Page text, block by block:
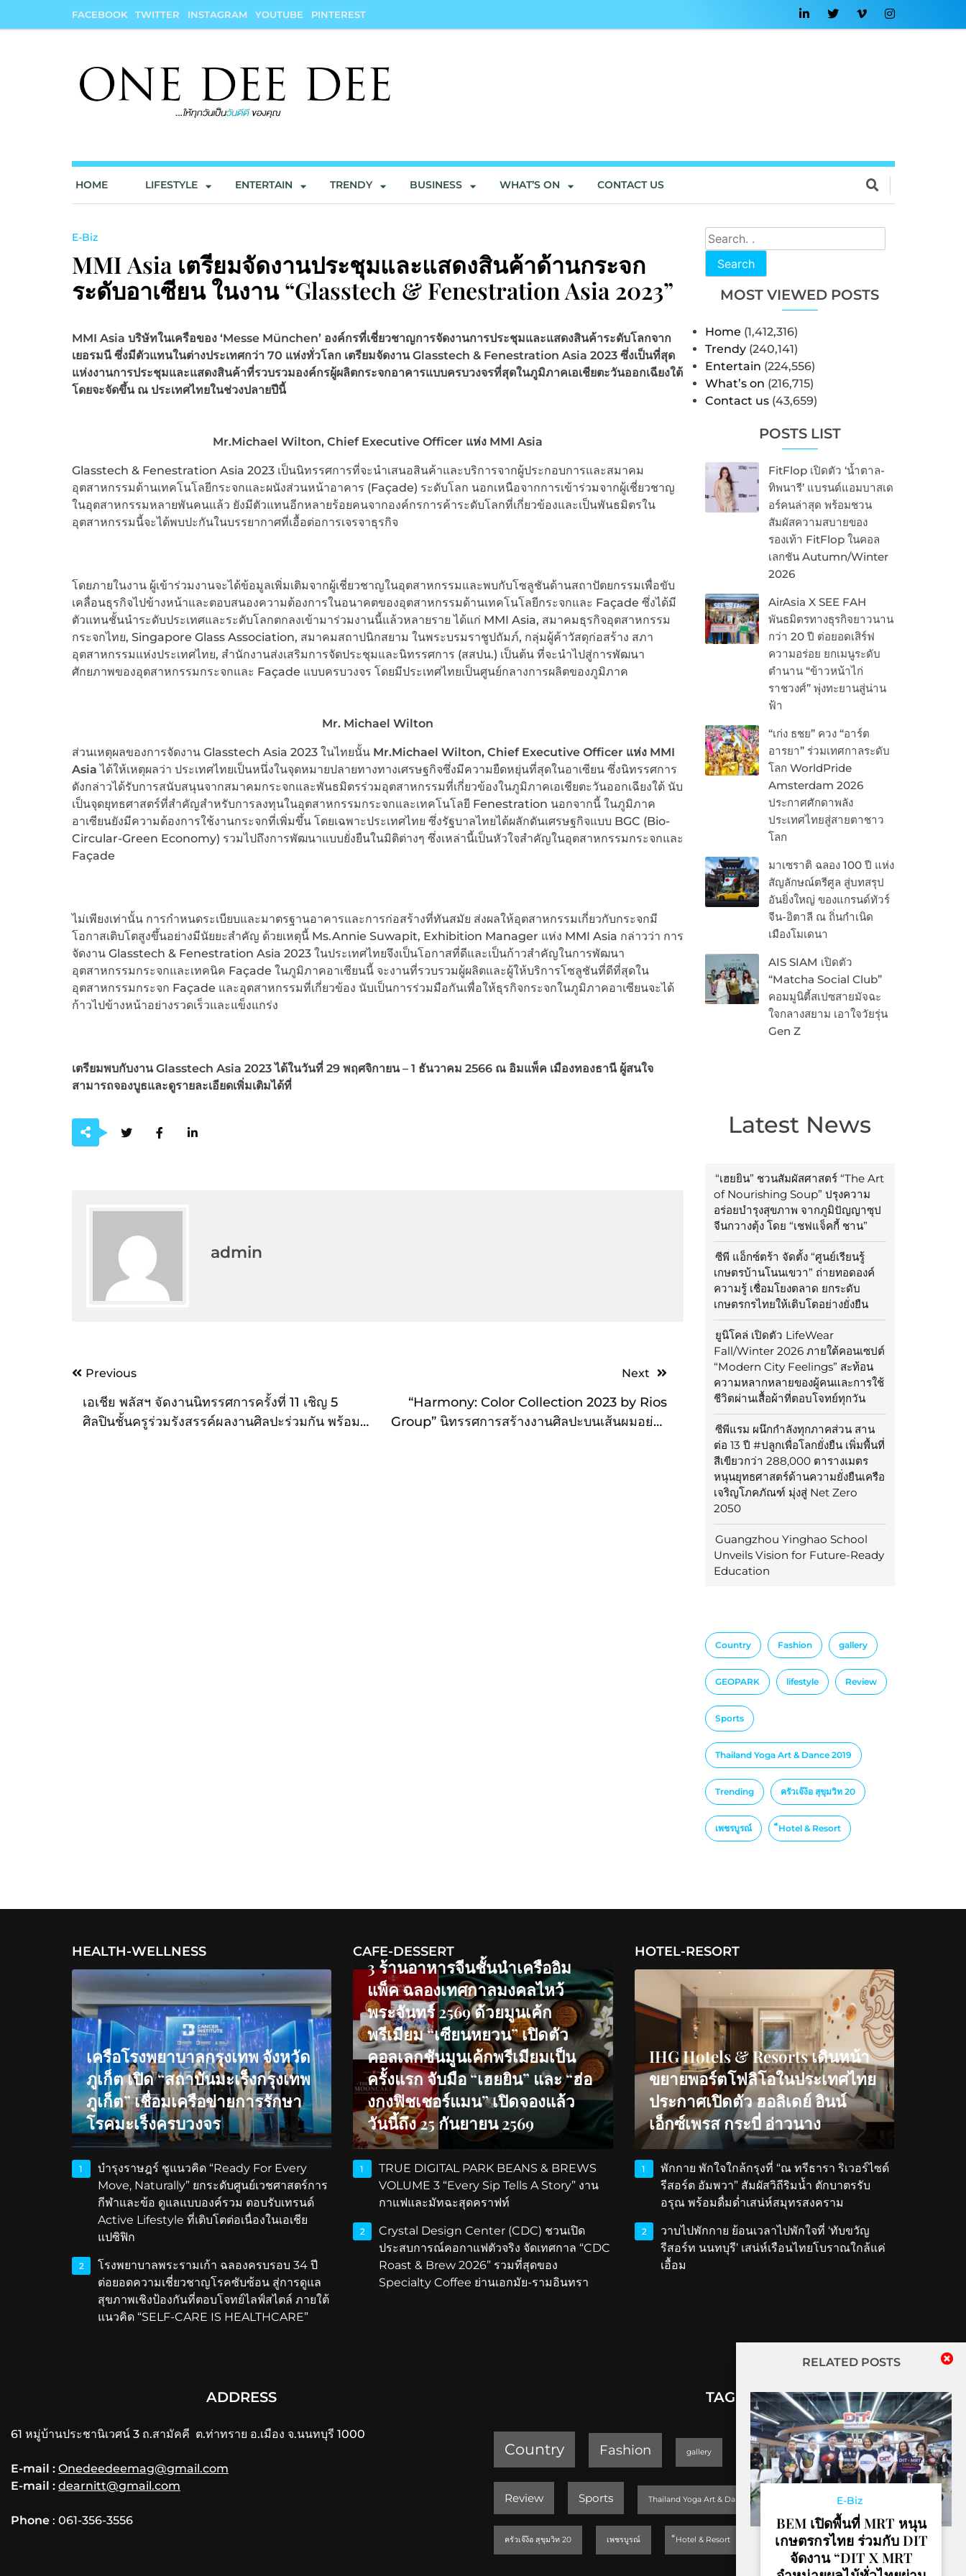
FACEBOOK TWITTER INSTAGRAM YOUTUBE PINTEREST
HOME LIFESTYLE ENTERTAIN TRENDY BUSINESS WHAT’S ON CONTACT US
Search
MOST VIEWED POSTS
Home (1,412,316)
Trendy (240,141)
Entertain (224,556)
What’s on (216,715)
Contact us (43,659)
POSTS LIST
FitFlop เปิดตัว ‘น้ำตาล-
ทิพนารี’ แบรนด์แอมบาสเด
อร์คนล่าสุด พร้อมชวน
สัมผัสความสบายของ
รองเท้า FitFlop ในคอล
เลกชัน Autumn/Winter
2026
AirAsia X SEE FAH
พันธมิตรทางธุรกิจยาวนาน
กว่า 20 ปี ต่อยอดเสิร์ฟ
ความอร่อย ยกเมนูระดับ
ตำนาน “ข้าวหน้าไก่
ราชวงศ์” พุ่งทะยานสู่น่าน
ฟ้า
“เก่ง ธชย” ควง “อาร์ต
อารยา” ร่วมเทศกาลระดับ
โลก WorldPride
Amsterdam 2026
ประกาศศักดาพลัง
ประเทศไทยสู่สายตาชาว
โลก
มาเซราติ ฉลอง 100 ปี แห่ง
สัญลักษณ์ตรีศูล สู่บทสรุป
อันยิ่งใหญ่ ของแกรนด์ทัวร์
จีน-อิตาลี ณ ถิ่นกำเนิด
เมืองโมเดนา
AIS SIAM เปิดตัว
“Matcha Social Club”
คอมมูนิตี้สเปซสายมัจฉะ
ใจกลางสยาม เอาใจวัยรุ่น
Gen Z
Latest News
“เฮยยิน” ชวนสัมผัสศาสตร์ “The Art
of Nourishing Soup” ปรุงความ
อร่อยบำรุงสุขภาพ จากภูมิปัญญาซุป
จีนกวางตุ้ง โดย “เชฟแจ็คกี้ ชาน”
ซีพี แอ็กซ์ตร้า จัดตั้ง “ศูนย์เรียนรู้
เกษตรบ้านโนนเขวา” ถ่ายทอดองค์
ความรู้ เชื่อมโยงตลาด ยกระดับ
เกษตรกรไทยให้เติบโตอย่างยั่งยืน
ยูนิโคล่ เปิดตัว LifeWear
Fall/Winter 2026 ภายใต้คอนเซปต์
“Modern City Feelings” สะท้อน
ความหลากหลายของผู้คนและการใช้
ชีวิตผ่านเสื้อผ้าที่ตอบโจทย์ทุกวัน
ซีพีแรม ผนึกกำลังทุกภาคส่วน สาน
ต่อ 13 ปี #ปลูกเพื่อโลกยั่งยืน เพิ่มพื้นที่
สีเขียวกว่า 288,000 ตารางเมตร
หนุนยุทธศาสตร์ด้านความยั่งยืนเครือ
เจริญโภคภัณฑ์ มุ่งสู่ Net Zero
2050
Guangzhou Yinghao School
Unveils Vision for Future-Ready
Education
Country Fashion gallery
GEOPARK lifestyle Review
Sports
Thailand Yoga Art & Dance 2019
Trending ครัวเจ๊ง้อ สุขุมวิท 20
เพชรบูรณ์ ็Hotel & Resort
E-Biz
MMI Asia เตรียมจัดงานประชุมและแสดงสินค้าด้านกระจก
ระดับอาเซียน ในงาน “Glasstech & Fenestration Asia 2023”
MMI Asia บริษัทในเครือของ ‘Messe München’ องค์กรที่เชี่ยวชาญการจัดงานการประชุมและแสดงสินค้าระดับโลกจาก
เยอรมนี ซึ่งมีตัวแทนในต่างประเทศกว่า 70 แห่งทั่วโลก เตรียมจัดงาน Glasstech & Fenestration Asia 2023ซึ่งเป็นที่สุด
แห่งงานการประชุมและแสดงสินค้าที่รวบรวมองค์กรผู้ผลิตกระจกอาคารแบบครบวงจรที่สุดในภูมิภาคเอเชียตะวันออกเฉียงใต้
โดยจะจัดขึ้น ณ ประเทศไทยในช่วงปลายปีนี้
Mr.Michael Wilton, Chief Executive Officer แห่ง MMI Asia
Glasstech & Fenestration Asia 2023 เป็นนิทรรศการที่จะนำเสนอสินค้าและบริการจากผู้ประกอบการและสมาคม
อุตสาหกรรมด้านเทคโนโลยีกระจกและผนังส่วนหน้าอาคาร (Façade) ระดับโลก นอกเหนือจากการเข้าร่วมจากผู้เชี่ยวชาญ
ในอุตสาหกรรมหลายพันคนแล้ว ยังมีตัวแทนอีกหลายร้อยคนจากองค์กรการค้าระดับโลกที่เกี่ยวข้องและเป็นพันธมิตรใน
อุตสาหกรรมนี้จะได้พบปะกันในบรรยากาศที่เอื้อต่อการเจรจาธุรกิจ
โดยภายในงาน ผู้เข้าร่วมงานจะได้ข้อมูลเพิ่มเติมจากผู้เชี่ยวชาญในอุตสาหกรรมและพบกับโซลูชันด้านสถาปัตยกรรมเพื่อขับ
เคลื่อนธุรกิจไปข้างหน้าและตอบสนองความต้องการในอนาคตของอุตสาหกรรมด้านเทคโนโลยีกระจกและ Façade ซึ่งได้มี
ตัวแทนชั้นนำระดับประเทศและระดับโลกตกลงเข้ามาร่วมงานนี้แล้วหลายราย ได้แก่ MMI Asia, สมาคมธุรกิจอุตสาหกรรม
กระจกไทย, Singapore Glass Association, สมาคมสถาปนิกสยาม ในพระบรมราชูปถัมภ์, กลุ่มผู้ค้าวัสดุก่อสร้าง สภา
อุตสาหกรรมแห่งประเทศไทย, สำนักงานส่งเสริมการจัดประชุมและนิทรรศการ (สสปน.) เป็นต้น ที่จะนำไปสู่การพัฒนา
ศักยภาพของอุตสาหกรรมกระจกและ Façade แบบครบวงจร โดยมีประเทศไทยเป็นศูนย์กลางการผลิตของภูมิภาค
Mr. Michael Wilton
ส่วนเหตุผลของการจัดงาน Glasstech Asia 2023 ในไทยนั้น Mr.Michael Wilton, Chief Executive Officer แห่ง MMI
Asia ได้ให้เหตุผลว่า ประเทศไทยเป็นหนึ่งในจุดหมายปลายทางทางเศรษฐกิจซึ่งมีความยืดหยุ่นที่สุดในอาเซียน ซึ่งนิทรรศการ
ดังกล่าวได้รับการสนับสนุนจากสมาคมกระจกและพันธมิตรร่วมอุตสาหกรรมที่เกี่ยวข้องในภูมิภาคเอเชียตะวันออกเฉียงใต้ นับ
เป็นจุดยุทธศาสตร์ที่สำคัญสำหรับการลงทุนในอุตสาหกรรมกระจกและเทคโนโลยี Fenestration นอกจากนี้ ในภูมิภาค
อาเซียนยังมีความต้องการใช้งานกระจกที่เพิ่มขึ้น โดยเฉพาะประเทศไทย ซึ่งรัฐบาลไทยได้ผลักดันเศรษฐกิจแบบ BGC (Bio-
Circular-Green Economy) รวมไปถึงการพัฒนาแบบยั่งยืนในมิติต่างๆ ซึ่งเหล่านี้เป็นหัวใจสำคัญในอุตสาหกรรมกระจกและ
Façade
ไม่เพียงเท่านั้น การกำหนดระเบียบและมาตรฐานอาคารและการก่อสร้างที่ทันสมัย ส่งผลให้อุตสาหกรรมเกี่ยวกับกระจกมี
โอกาสเติบโตสูงขึ้นอย่างมีนัยยะสำคัญ ด้วยเหตุนี้ Ms.Annie Suwapit, Exhibition Manager แห่ง MMI Asia กล่าวว่า การ
จัดงาน Glasstech & Fenestration Asia 2023 ในประเทศไทยจึงเป็นโอกาสที่ดีและเป็นก้าวสำคัญในการพัฒนา
อุตสาหกรรมกระจกและเทคนิค Façade ในภูมิภาคอาเซียนนี้ จะงานที่รวบรวมผู้ผลิตและผู้ให้บริการโซลูชันที่ดีที่สุดใน
อุตสาหกรรมกระจก Façade และอุตสาหกรรมที่เกี่ยวข้อง นับเป็นการร่วมมือกันเพื่อให้ธุรกิจกระจกในภูมิภาคอาเซียนจะได้
ก้าวไปข้างหน้าอย่างรวดเร็วและแข็งแกร่ง
เตรียมพบกับงาน Glasstech Asia 2023ได้ในวันที่ 29 พฤศจิกายน – 1 ธันวาคม 2566 ณ อิมแพ็ค เมืองทองธานี ผู้สนใจ
สามารถจองบูธและดูรายละเอียดเพิ่มเติมได้ที่
admin
PostPrevious
เอเชีย พลัสฯ จัดงานนิทรรศการครั้งที่ 11 เชิญ 5
ศิลปินชั้นครูร่วมรังสรรค์ผลงานศิลปะร่วมกัน พร้อม
Next
“Harmony: Color Collection 2023 by Rios
Group” นิทรรศการสร้างงานศิลปะบนเส้นผมอย่าง
RELATED POSTS
E-Biz
BEM เปิดพื้นที่ MRT หนุน
เกษตรกรไทย ร่วมกับ DIT
จัดงาน “DIT X MRT
HEALTH-WELLNESS
เครือโรงพยาบาลกรุงเทพ จังหวัด
ภูเก็ต เปิด “สถาบันมะเร็งกรุงเทพ
ภูเก็ต” เชื่อมเครือข่ายการรักษา
โรคมะเร็งครบวงจร
1
บำรุงราษฎร์ ชูแนวคิด “Ready For Every
Move, Naturally” ยกระดับศูนย์เวชศาสตร์การ
กีฬาและข้อ ดูแลแบบองค์รวม ตอบรับเทรนด์
Active Lifestyle ที่เติบโตต่อเนื่องในเอเชีย
แปซิฟิก
2
โรงพยาบาลพระรามเก้า ฉลองครบรอบ 34 ปี
ต่อยอดความเชี่ยวชาญโรคซับซ้อน สู่การดูแล
สุขภาพเชิงป้องกันที่ตอบโจทย์ไลฟ์สไตล์ ภายใต้
แนวคิด “SELF-CARE IS HEALTHCARE”
CAFE-DESSERT
3 ร้านอาหารจีนชั้นนำเครืออิม
แพ็ค ฉลองเทศกาลมงคลไหว้
พระจันทร์ 2569 ด้วยมูนเค้ก
พรีเมียม “เซียนหยวน” เปิดตัว
คอลเลกชันมูนเค้กพรีเมียมเป็น
ครั้งแรก จับมือ “เฮยยิน” และ “ฮ่อ
งกงฟิชเชอร์แมน” เปิดจองแล้ว
วันนี้ถึง 25 กันยายน 2569
1
TRUE DIGITAL PARK BEANS & BREWS
VOLUME 3 “Every Sip Tells A Story” งาน
กาแฟและมัทฉะสุดคราฟท์
2
Crystal Design Center (CDC) ชวนเปิด
ประสบการณ์คอกาแฟตัวจริง จัดเทศกาล “CDC
Roast & Brew 2026” รวมที่สุดของ
Specialty Coffee ย่านเอกมัย-รามอินทรา
HOTEL-RESORT
IHG Hotels & Resorts เดินหน้า
ขยายพอร์ตโฟลิโอในประเทศไทย
ประกาศเปิดตัว ฮอลิเดย์ อินน์
เอ็กซ์เพรส กระบี่ อ่าวนาง
1
พักกาย พักใจใกล้กรุงที่ “ณ ทรีธารา ริเวอร์ไซด์
รีสอร์ต อัมพวา” สัมผัสวิถีริมน้ำ ตักบาตรรับ
อรุณ พร้อมดื่มด่ำเสน่ห์สมุทรสงคราม
2
วาบไปพักกาย ย้อนเวลาไปพักใจที่ ‘ทับขวัญ
รีสอร์ท นนทบุรี’ เสน่ห์เรือนไทยโบราณใกล้แค่
เอื้อม
ADDRESS
61 หมู่บ้านประชานิเวศน์ 3 ถ.สามัคคี ต.ท่าทราย อ.เมือง จ.นนทบุรี 1000
E-mail : Onedeedeemag@gmail.com
E-mail : dearnitt@gmail.com
Phone : 061-356-3556
TAGS
Country Fashion gallery GEOPARK lifestyle
Review Sports Thailand Yoga Art & Dance 2019 Trending
ครัวเจ๊ง้อ สุขุมวิท 20 เพชรบูรณ์ ็Hotel & Resort